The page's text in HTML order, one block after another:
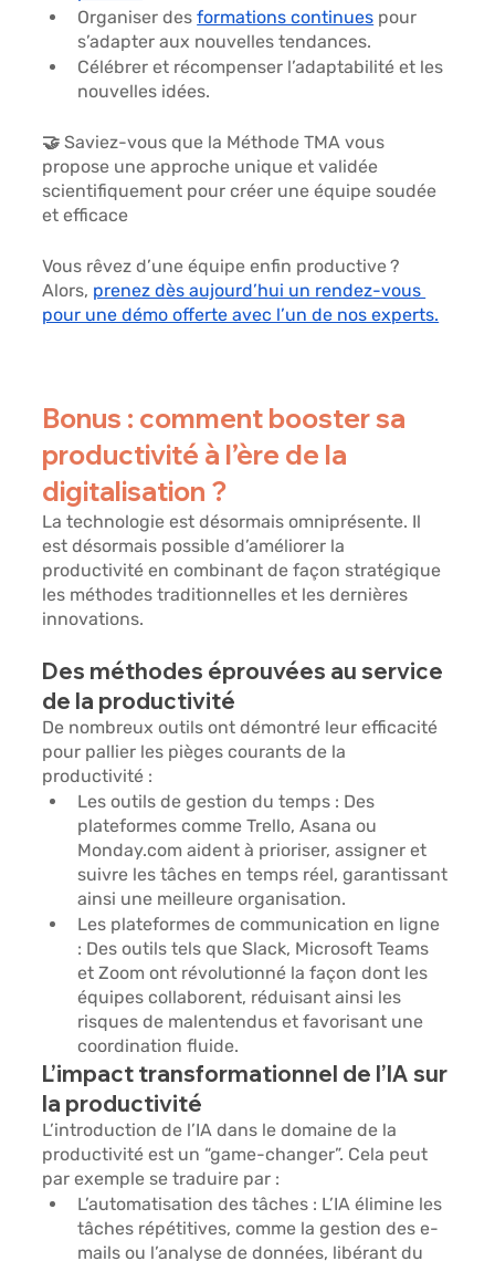
Organiser des formations continues pour
s’adapter aux nouvelles tendances.
Célébrer et récompenser l’adaptabilité et les
nouvelles idées.
🤝 Saviez-vous que la Méthode TMA vous
propose une approche unique et validée
scientifiquement pour créer une équipe soudée
et efficace
Vous rêvez d’une équipe enfin productive ?
Alors, prenez dès aujourd’hui un rendez-vous
pour une démo offerte avec l’un de nos experts.
Bonus : comment booster sa
productivité à l’ère de la
digitalisation ?
La technologie est désormais omniprésente. Il
est désormais possible d’améliorer la
productivité en combinant de façon stratégique
les méthodes traditionnelles et les dernières
innovations.
Des méthodes éprouvées au service
de la productivité
De nombreux outils ont démontré leur efficacité
pour pallier les pièges courants de la
productivité :
Les outils de gestion du temps : Des
plateformes comme Trello, Asana ou
Monday.com aident à prioriser, assigner et
suivre les tâches en temps réel, garantissant
ainsi une meilleure organisation.
Les plateformes de communication en ligne
: Des outils tels que Slack, Microsoft Teams
et Zoom ont révolutionné la façon dont les
équipes collaborent, réduisant ainsi les
risques de malentendus et favorisant une
coordination fluide.
L’impact transformationnel de l’IA sur
la productivité
L’introduction de l’IA dans le domaine de la
productivité est un “game-changer”. Cela peut
par exemple se traduire par :
L’automatisation des tâches : L’IA élimine les
tâches répétitives, comme la gestion des e-
mails ou l’analyse de données, libérant du